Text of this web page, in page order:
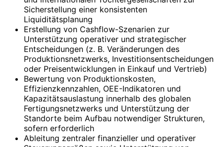
Sicherstellung einer konsistenten
Liquiditätsplanung
Erstellung von Cashflow-Szenarien zur
Unterstützung operativer und strategischer
Entscheidungen (z. B. Veränderungen des
Produktionsnetzwerks, Investitionsentscheidungen
oder Preisentwicklungen in Einkauf und Vertrieb)
Bewertung von Produktionskosten,
Effizienzkennzahlen, OEE-Indikatoren und
Kapazitätsauslastung innerhalb des globalen
Fertigungsnetzwerks und Unterstützung der
Standorte beim Aufbau notwendiger Strukturen,
sofern erforderlich
Ableitung zentraler finanzieller und operativer